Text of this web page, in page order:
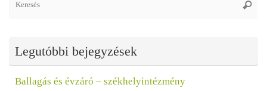
Legutóbbi bejegyzések
Ballagás és évzáró – székhelyintézmény